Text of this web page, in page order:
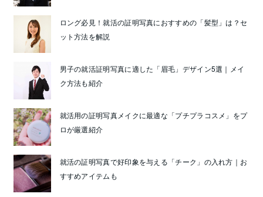
ロング必見！就活の証明写真におすすめの「髪型」は？セ
ット方法を解説
男子の就活証明写真に適した「眉毛」デザイン5選｜メイ
ク方法も紹介
就活用の証明写真メイクに最適な「プチプラコスメ」をプ
ロが厳選紹介
就活の証明写真で好印象を与える「チーク」の入れ方｜お
すすめアイテムも